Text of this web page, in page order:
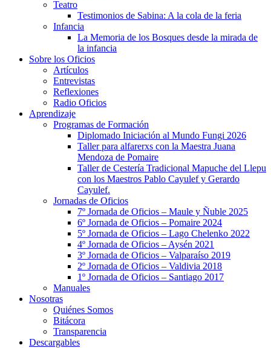
Teatro
Testimonios de Sabina: A la cola de la feria
Infancia
La Memoria de los Bosques desde la mirada de
la infancia
Sobre los Oficios
Artículos
Entrevistas
Reflexiones
Radio Oficios
Aprendizaje
Programas de Formación
Diplomado Iniciación al Mundo Fungi 2026
Taller para alfarerxs con la Maestra Juana
Mendoza de Pomaire
Taller de Cestería Tradicional Mapuche del Llepu
con los Maestros Pablo Cayulef y Gerardo
Cayulef.
Jornadas de Oficios
7º Jornada de Oficios – Maule y Ñuble 2025
6º Jornada de Oficios – Pomaire 2024
5º Jornada de Oficios – Lago Chelenko 2022
4º Jornada de Oficios – Aysén 2021
3º Jornada de Oficios – Valparaíso 2019
2º Jornada de Oficios – Valdivia 2018
1º Jornada de Oficios – Santiago 2017
Manuales
Nosotras
Quiénes Somos
Bitácora
Transparencia
Descargables